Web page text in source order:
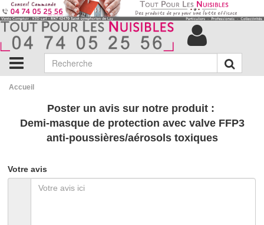
Accueil
Poster un avis sur notre produit :
Demi-masque de protection avec valve FFP3
anti-poussières/aérosols toxiques
Votre avis